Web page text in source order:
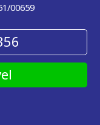
00659